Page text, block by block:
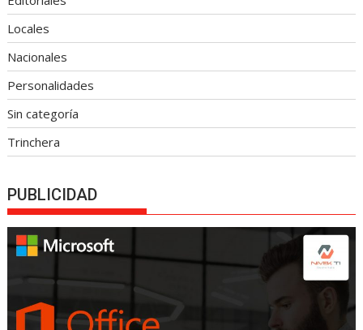
Locales
Nacionales
Personalidades
Sin categoría
Trinchera
PUBLICIDAD